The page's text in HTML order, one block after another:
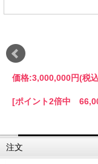
価格:3,000,000円(税
[ポイント2倍中
注文